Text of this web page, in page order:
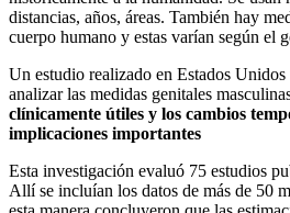
distancias, años, áreas. También hay
cuerpo humano y estas varían según el
Un estudio realizado en Estados
analizar las medidas genitales
clínicamente útiles y los cambios
implicaciones importantes
Esta investigación evaluó 75 estudios
Allí se incluían los datos de más de 50